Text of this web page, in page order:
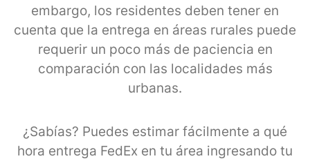
embargo, los residentes deben tener en
cuenta que la entrega en áreas rurales puede
requerir un poco más de paciencia en
comparación con las localidades más
urbanas.
¿Sabías? Puedes estimar fácilmente a qué
hora entrega FedEx en tu área ingresando tu